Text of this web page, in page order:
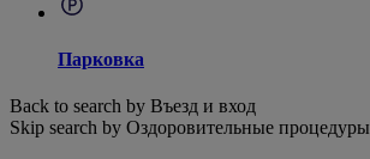
Парковка
Back to search by Въезд и вход
Skip search by Оздоровительные процедуры